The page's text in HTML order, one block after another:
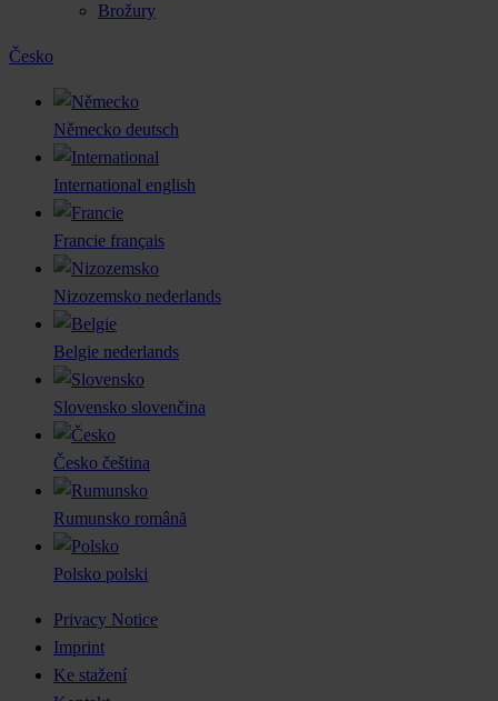
Brožury
Česko
Německo deutsch
International english
Francie français
Nizozemsko nederlands
Belgie nederlands
Slovensko slovenčina
Česko čeština
Rumunsko română
Polsko polski
Privacy Notice
Imprint
Ke stažení